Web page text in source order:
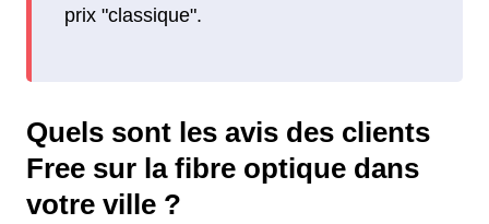
prix "classique".
Quels sont les avis des clients
Free sur la fibre optique dans
votre ville ?